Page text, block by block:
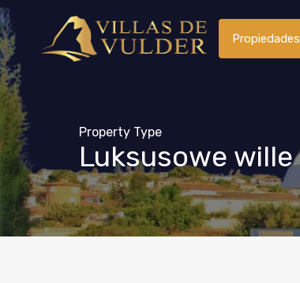
Propiedades
Property Type
Luksusowe wille